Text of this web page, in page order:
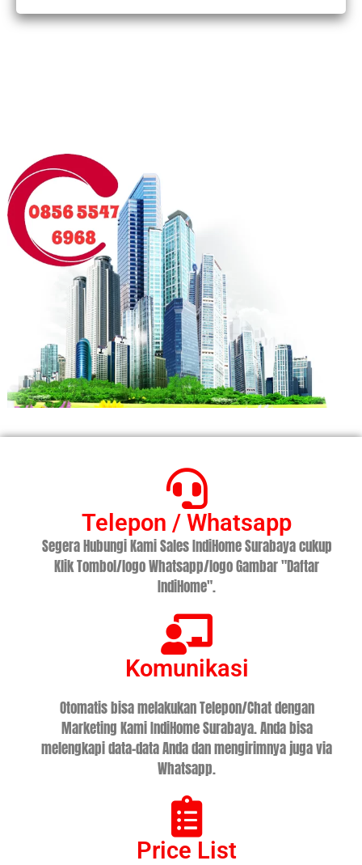
Telepon / Whatsapp
Segera Hubungi Kami Sales IndiHome Surabaya cukup
Klik Tombol/logo Whatsapp/logo Gambar "Daftar
IndiHome".
Komunikasi
Otomatis bisa melakukan Telepon/Chat dengan
Marketing Kami IndiHome Surabaya. Anda bisa
melengkapi data-data Anda dan mengirimnya juga via
Whatsapp.
Price List